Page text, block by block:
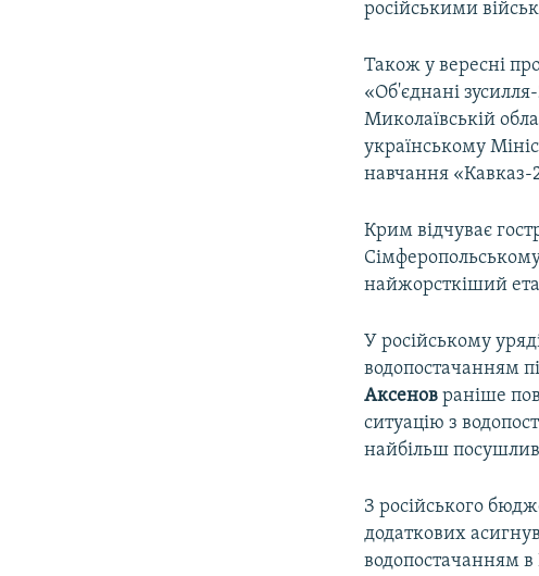
російськими
Також у вересні
«Об'єднані
Миколаївській
українському
навчання «Кавказ-
Крим відчуває
найжорсткіший
У російському
водопостачанням
Аксенов раніше
ситуацію з
найбільш
З російського
додаткових
водопостачанням